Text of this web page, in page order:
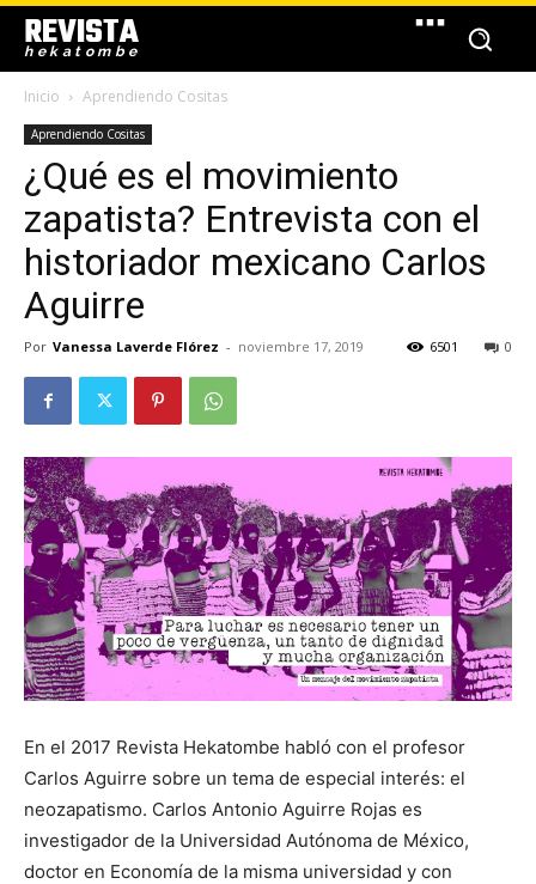
REVISTA
hekatombe
Inicio Aprendiendo Cositas
Aprendiendo Cositas
¿Qué es el movimiento
zapatista? Entrevista con el
historiador mexicano Carlos
Aguirre
Por Vanessa Laverde Flórez - noviembre 17, 2019 0
6501
En el 2017 Revista Hekatombe habló con el profesor
Carlos Aguirre sobre un tema de especial interés: el
neozapatismo. Carlos Antonio Aguirre Rojas es
investigador de la Universidad Autónoma de México,
doctor en Economía de la misma universidad y con